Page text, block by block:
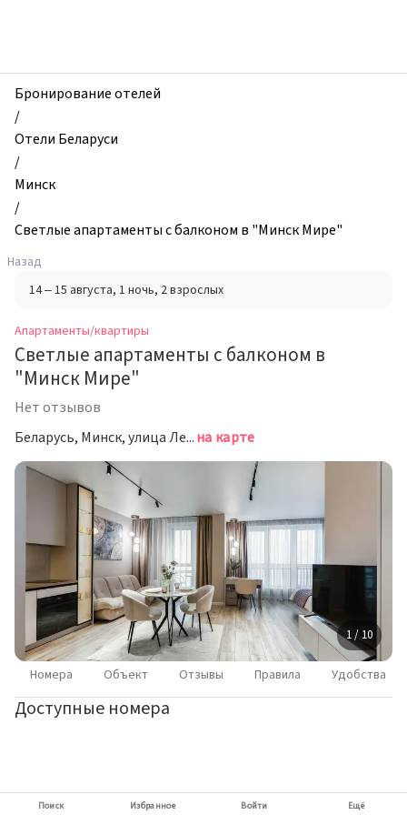
и
квартиры,
Светлые
апартаменты
балконом
в
"Минск
Мире",
Минск,
Беларусь
Бронирование отелей
/
Отели Беларуси
/
Минск
/
Светлые апартаменты с балконом в "Минск Мире"
Назад
14 – 15 августа, 1 ночь, 2 взрослых
Апартаменты/квартиры
Светлые апартаменты с балконом в
"Минск Мире"
Нет отзывов
Беларусь, Минск, улица Леонида Щемелёва, 10на карте
1 / 10
Номера Объект Отзывы Правила Удобства
Доступные номера
Поиск Избранное Войти Ещё